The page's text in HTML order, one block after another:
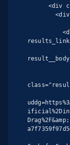
        <div id="links" class="results">
<h2